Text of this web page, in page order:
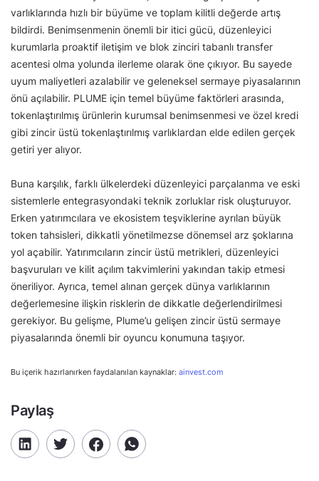
varlıklarında hızlı bir büyüme ve toplam kilitli değerde artış
bildirdi. Benimsenmenin önemli bir itici gücü, düzenleyici
kurumlarla proaktif iletişim ve blok zinciri tabanlı transfer
acentesi olma yolunda ilerleme olarak öne çıkıyor. Bu sayede
uyum maliyetleri azalabilir ve geleneksel sermaye piyasalarının
önü açılabilir. PLUME için temel büyüme faktörleri arasında,
tokenlaştırılmış ürünlerin kurumsal benimsenmesi ve özel kredi
gibi zincir üstü tokenlaştırılmış varlıklardan elde edilen gerçek
getiri yer alıyor.
Buna karşılık, farklı ülkelerdeki düzenleyici parçalanma ve eski
sistemlerle entegrasyondaki teknik zorluklar risk oluşturuyor.
Erken yatırımcılara ve ekosistem teşviklerine ayrılan büyük
token tahsisleri, dikkatli yönetilmezse dönemsel arz şoklarına
yol açabilir. Yatırımcıların zincir üstü metrikleri, düzenleyici
başvuruları ve kilit açılım takvimlerini yakından takip etmesi
öneriliyor. Ayrıca, temel alınan gerçek dünya varlıklarının
değerlemesine ilişkin risklerin de dikkatle değerlendirilmesi
gerekiyor. Bu gelişme, Plume’u gelişen zincir üstü sermaye
piyasalarında önemli bir oyuncu konumuna taşıyor.
Bu içerik hazırlanırken faydalanılan kaynaklar: ainvest.com
Paylaş